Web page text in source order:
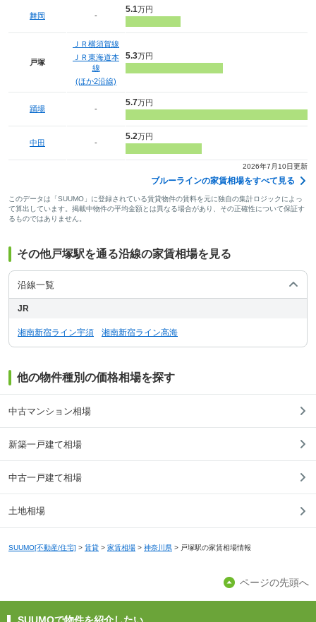
舞岡 -
5.1万円
戸塚
ＪＲ横須賀線
ＪＲ東海道本
線
(ほか2沿線)
5.3万円
踊場 -
5.7万円
中田 -
5.2万円
2026年7月10日更新
ブルーラインの家賃相場をすべて見る
このデータは「SUUMO」に登録されている賃貸物件の賃料を元に独自の集計ロジックによっ
て算出しています。掲載中物件の平均金額とは異なる場合があり、その正確性について保証す
るものではありません。
その他戸塚駅を通る沿線の家賃相場を見る
沿線一覧
JR
湘南新宿ライン宇須 湘南新宿ライン高海
他の物件種別の価格相場を探す
中古マンション相場
新築一戸建て相場
中古一戸建て相場
土地相場
SUUMO[不動産/住宅] > 賃貸 > 家賃相場 > 神奈川県 > 戸塚駅の家賃相場情報
ページの先頭へ